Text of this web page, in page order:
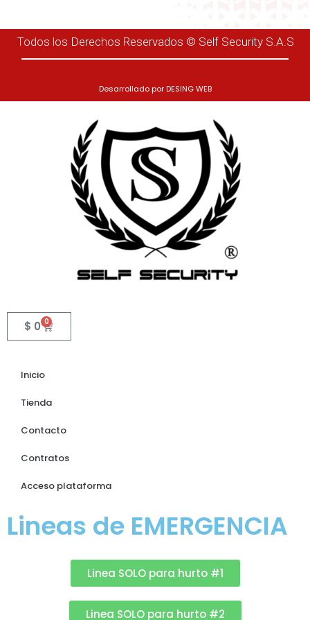
Todos los Derechos Reservados © Self Security S.A.S
Desarrollado por DESING WEB
$ 0 0
Inicio
Tienda
Contacto
Contratos
Acceso plataforma
Lineas de EMERGENCIA
Linea SOLO para hurto #1
Linea SOLO para hurto #2